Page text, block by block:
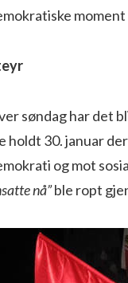
søndag har det
holdt 30. januar
og mot
nå”ble ropt